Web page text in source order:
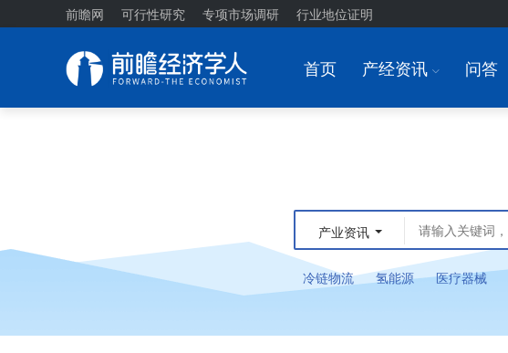
前瞻网 可行性研究 专项市场调研 行业地位证明
首页 产经资讯 I 问答
产业资讯
冷链物流 氢能源 医疗器械